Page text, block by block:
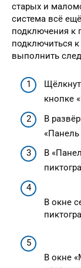
старых и
система всё
подключения к
подключиться
выполнить
кнопке
В
«Панель
В
В окне
В окне